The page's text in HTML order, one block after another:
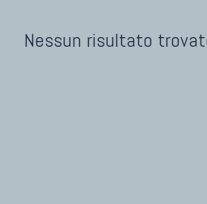
Nessun risultato